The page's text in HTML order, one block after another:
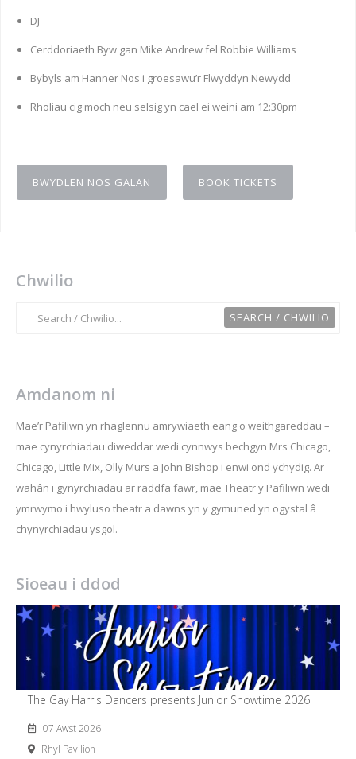
DJ
Cerddoriaeth Byw gan Mike Andrew fel Robbie Williams
Bybyls am Hanner Nos i groesawu’r Flwyddyn Newydd
Rholiau cig moch neu selsig yn cael ei weini am 12:30pm
BWYDLEN NOS GALAN BOOK TICKETS
Chwilio
Amdanom ni
Mae’r Pafiliwn yn rhaglennu amrywiaeth eang o weithgareddau –
mae cynyrchiadau diweddar wedi cynnwys bechgyn Mrs Chicago,
Chicago, Little Mix, Olly Murs a John Bishop i enwi ond ychydig. Ar
wahân i gynyrchiadau ar raddfa fawr, mae Theatr y Pafiliwn wedi
ymrwymo i hwyluso theatr a dawns yn y gymuned yn ogystal â
chynyrchiadau ysgol.
Sioeau i ddod
The Gay Harris Dancers presents Junior Showtime 2026
07 Awst 2026
Rhyl Pavilion